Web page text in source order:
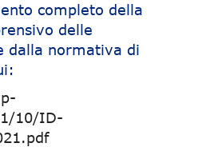
completo della
delle
dalla normativa di
10/ID-